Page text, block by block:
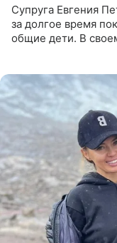
Супруга Евгения
за долгое время
общие дети. В